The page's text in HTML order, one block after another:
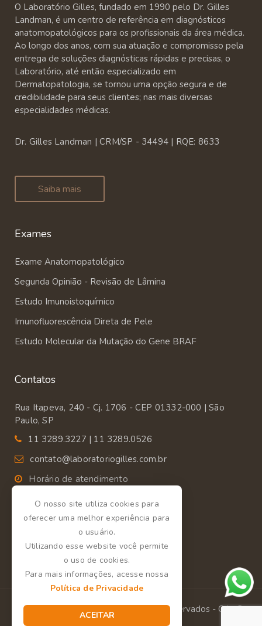
O Laboratório Gilles, fundado em 1990 pelo Dr. Gilles
Landman, é um centro de referência em diagnósticos
anatomopatológicos para os profissionais da área médica.
Ao longo dos anos, com sua atuação e compromisso pela
entrega de soluções diagnósticas rápidas e precisas, o
Laboratório, até então especializado em
Dermatopatologia, se tornou uma opção segura e de
credibilidade para seus clientes; nas mais diversas
especialidades médicas.
Dr. Gilles Landman | CRM/SP - 34494 | RQE: 8633
Saiba mais
Exames
Exame Anatomopatológico
Segunda Opinião - Revisão de Lâmina
Estudo Imunoistoquímico
Imunofluorescência Direta de Pele
Estudo Molecular da Mutação do Gene BRAF
Contatos
Rua Itapeva, 240 - Cj. 1706 - CEP 01332-000 | São
Paulo, SP
11 3289.3227 | 11 3289.0526
contato@laboratoriogilles.com.br
Horário de atendimento
Segunda a Sexta das 9:00 às 18:00.
Laboratório Gilles - Todos os direitos reservados - Criação
O nosso site utiliza cookies para
oferecer uma melhor experiência para
o usuário.
Utilizando esse website você permite
o uso de cookies.
Para mais informações, acesse nossa
Política de Privacidade
ACEITAR